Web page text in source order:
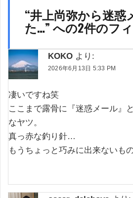
“井上尚弥から迷惑
た…” への2件のフ
KOKO より:
2026年6月13日 5:33 PM
凄いですね笑
ここまで露骨に『迷惑メール』
なヤツ。
真っ赤な釣り針…
もうちょっと巧みに出来ないも